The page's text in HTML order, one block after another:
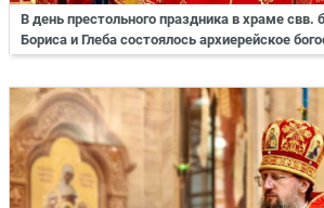
В день престольного праздника в храме свв.
Бориса и Глеба состоялось архиерейское